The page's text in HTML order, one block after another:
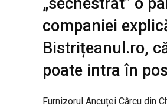
„sechestrat” o
companiei
Bistrițeanul.ro,
poate intra în
Furnizorul Ancuței Cârcu din